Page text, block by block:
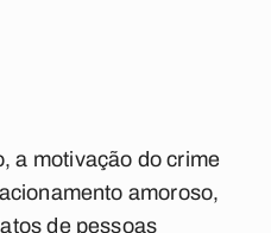
a motivação do crime
amoroso,
de pessoas